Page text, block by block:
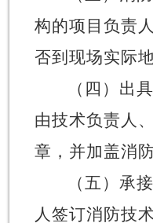
构的项目负责
否到现场实际
（四）出
由技术负责人
章，并加盖消
（五）承
人签订消防技